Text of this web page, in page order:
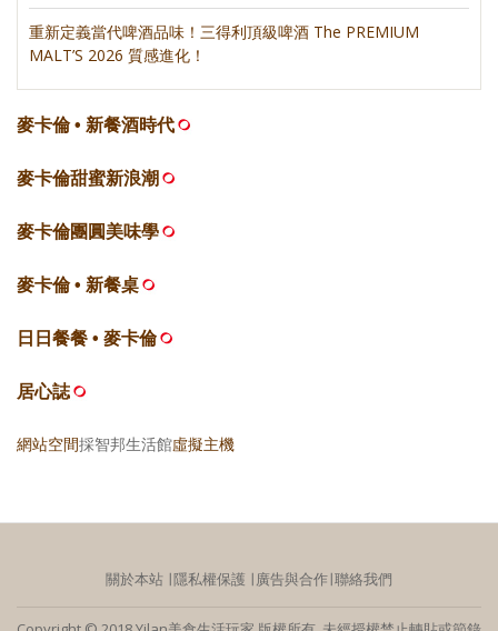
重新定義當代啤酒品味！三得利頂級啤酒 The PREMIUM
MALT’S 2026 質感進化！
麥卡倫 • 新餐酒時代
麥卡倫甜蜜新浪潮
麥卡倫團圓美味學
麥卡倫 • 新餐桌
日日餐餐 • 麥卡倫
居心誌
網站空間採智邦生活館虛擬主機
關於本站 ∣隱私權保護 ∣廣告與合作∣聯絡我們